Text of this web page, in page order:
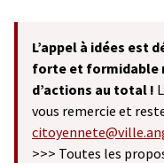
L’appel à idées est
forte et formidable
d’actions au total !
vous remercie et
>>> Toutes les